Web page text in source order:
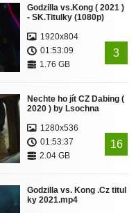
Godzilla vs.Kong ( 2021 )
- SK.Titulky (1080p)
1920x804
01:53:09
1.76 GB
3
Nechte ho jít CZ Dabing (
2020 ) by Lsochna
1280x536
01:53:37
2.04 GB
16
Godzilla vs. Kong .Cz titul
ky 2021.mp4